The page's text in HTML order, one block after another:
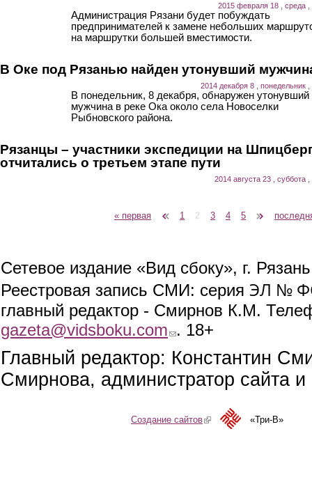
2015 февраля 18 , среда ,
Администрация Рязани будет побуждать
предпринимателей к замене небольших
на маршрутки большей вместимости.
В Оке под Рязанью найден утонувший
2014 декабря 8 , понедельник ,
В понедельник, 8 декабря, обнаружен утонувший
мужчина в реке Ока около села Новоселки
Рыбновского района.
Рязанцы – участники экспедиции на
отчитались о третьем этапе пути
2014 августа 23 , суббота ,
« первая 1 2 3 4 5
Сетевое издание «Вид сбоку», г.
Реестровая запись СМИ: серия ЭЛ №
главный редактор - Смирнов К.М.
gazeta@vidsboku.com (link sends e-mail)
. 18+
Главный редактор: Константин
Смирнова, администратор сайта
Создание сайтов(link is external)«Три-В»